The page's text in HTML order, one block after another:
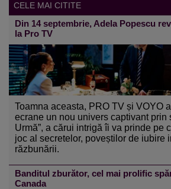
CELE MAI CITITE
Din 14 septembrie, Adela Popescu
la Pro TV
Toamna aceasta, PRO TV și VOYO
ecrane un nou univers captivant prin
Urmă”, a cărui intrigă îi va prinde pe
joc al secretelor, poveștilor de iubire
răzbunării.
Banditul zburător, cel mai prolific
Canada